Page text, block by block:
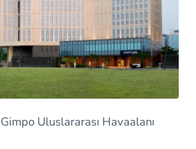
Uluslararası Havaalanı